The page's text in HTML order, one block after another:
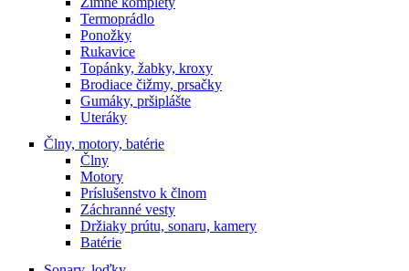
Termoprádlo
Ponožky
Rukavice
Topánky, žabky, kroxy
Brodiace čižmy, prsačky
Gumáky, pršiplášte
Uteráky
Člny, motory, batérie
Člny
Motory
Príslušenstvo k člnom
Záchranné vesty
Držiaky prútu, sonaru, kamery
Batérie